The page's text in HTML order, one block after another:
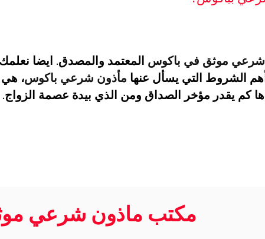
شرعي موثق في باكوس المعتمد والمصدق. ايضا
الشروط التي يسأل عنها مأذون شرعي باكوس،
كم يقدر مؤخر الصداق ومن الذي بيدة عصمة الزواج.
مكتب ماذون شرعي